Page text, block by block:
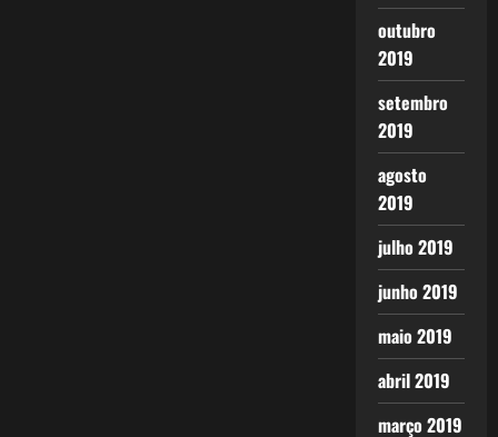
outubro
2019
setembro
2019
agosto
2019
julho 2019
junho 2019
maio 2019
abril 2019
março 2019